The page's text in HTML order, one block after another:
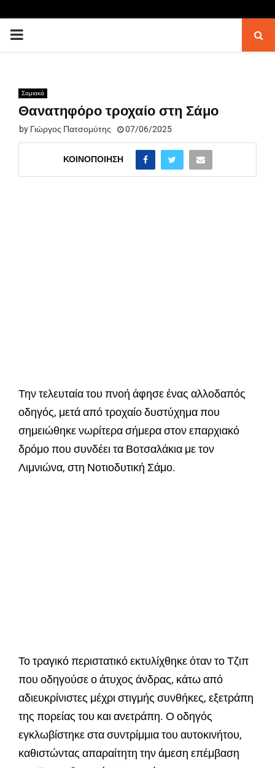
PRIMARY
Σαμιακά
Θανατηφόρο τροχαίο στη Σάμο
by Γιώργος Πατσομύτης 07/06/2025
ΚΟΙΝΟΠΟΊΗΣΗ
Την τελευταία του πνοή άφησε ένας αλλοδαπός
οδηγός, μετά από τροχαίο δυστύχημα που
σημειώθηκε νωρίτερα σήμερα στον επαρχιακό
δρόμο που συνδέει τα Βοτσαλάκια με τον
Λιμνιώνα, στη Νοτιοδυτική Σάμο.
Το τραγικό περιστατικό εκτυλίχθηκε όταν το Τζιπ
που οδηγούσε ο άτυχος άνδρας, κάτω από
αδιευκρίνιστες μέχρι στιγμής συνθήκες, εξετράπη
της πορείας του και ανετράπη. Ο οδηγός
εγκλωβίστηκε στα συντρίμμια του αυτοκινήτου,
καθιστώντας απαραίτητη την άμεση επέμβαση